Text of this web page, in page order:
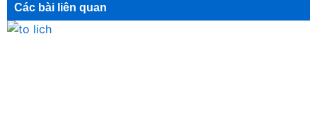
Các bài liên quan